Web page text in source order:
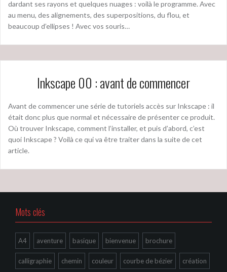
dardant ses rayons et quelques nuages : voilà le programme. Avec
au menu, des alignements, des superpositions, du flou, et
beaucoup d’ellipses ! Avec vos souris…
Inkscape 00 : avant de commencer
Avant de commencer une série de tutoriels accès sur Inkscape : il
était donc plus que normal et nécessaire de présenter ce produit.
Où trouver Inkscape, comment l’installer, et puis d’abord, c’est
quoi Inkscape ? Voilà ce qui va être traiter dans la suite de cet
article.
Mots clés
A4 aventure basique bienvenue brochure
calligraphie chemin couleur courbe de bézier création